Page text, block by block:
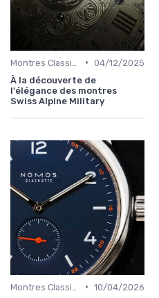
• 04/12/2025
À la découverte de
l'élégance des montres
Swiss Alpine Military
• 10/04/2026